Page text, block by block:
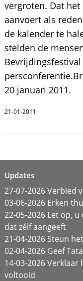
vergroten. Dat
aanvoert als
de kalender te
stelden de
20 januari 2011.
21-01-2011
Updates
27-07-2026 Verbied
03-06-2026 Erken
22-05-2026 Let op,
dat zélf aangeeft
21-04-2026 Steun
02-04-2026 Geef
14-03-2026
voltooid